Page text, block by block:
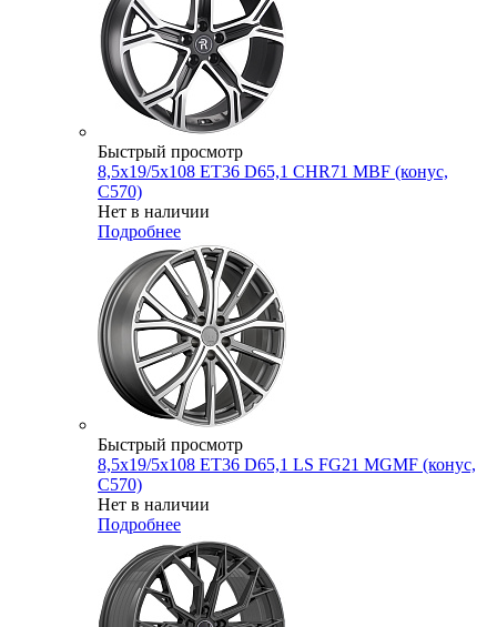
Быстрый просмотр
8,5x19/5x108 ET36 D65,1 CHR71 MBF (конус,
C570)
Нет в наличии
Подробнее
Быстрый просмотр
8,5x19/5x108 ET36 D65,1 LS FG21 MGMF (конус,
C570)
Нет в наличии
Подробнее